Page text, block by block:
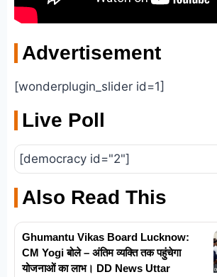
Advertisement
[wonderplugin_slider id=1]
Live Poll
[democracy id="2"]
Also Read This
Ghumantu Vikas Board Lucknow:
CM Yogi बोले – अंतिम व्यक्ति तक पहुंचेगा
योजनाओं का लाभ। DD News Uttar